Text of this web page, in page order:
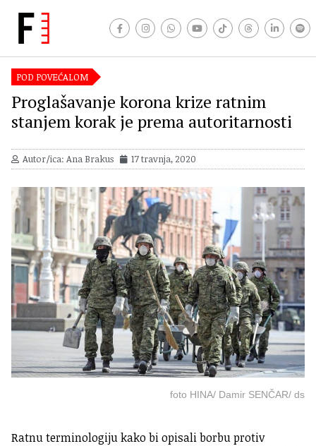
POD POVEĆALOM
Proglašavanje korona krize ratnim
stanjem korak je prema autoritarnosti
Autor/ica: Ana Brakus 17 travnja, 2020
foto HINA/ Damir SENČAR/ ds
Ratnu terminologiju kako bi opisali borbu protiv